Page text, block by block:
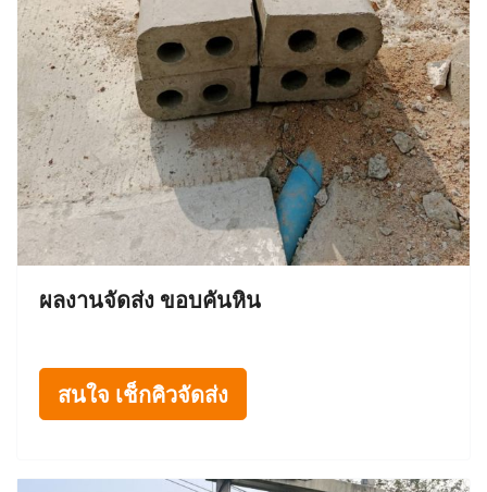
ผลงานจัดส่ง ขอบคันหิน
สนใจ เช็กคิวจัดส่ง